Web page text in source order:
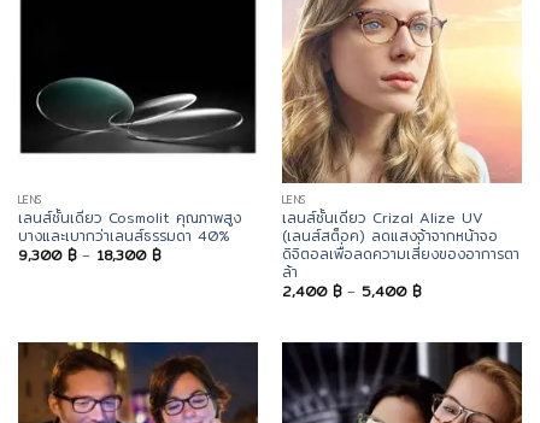
LENS
เลนส์ชั้นเดียว Cosmolit คุณภาพสูง
บางและเบากว่าเลนส์ธรรมดา 40%
9,300 ฿ – 18,300 ฿Price
range:
LENS
เลนส์ชั้นเดียว Crizal Alize UV
(เลนส์สต็อค) ลดแสงจ้าจากหน้าจอ
ดิจิตอลเพื่อลดความเสี่ยงของอาการตา
ล้า
2,400 ฿ – 5,400 ฿Price
range:
5,400 ฿